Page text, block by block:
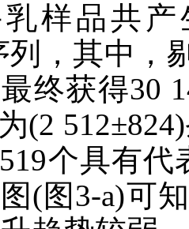
样品共产
列，其中，
终获得30
(2
个具有
(图3-a)可